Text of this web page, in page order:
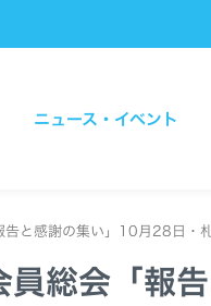
ニュース・イベント
告と感謝の集い」10月28日・
総会「報